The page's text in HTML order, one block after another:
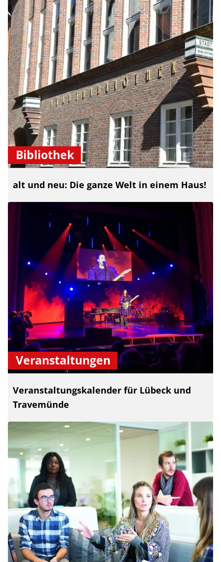
Bibliothek
alt und neu: Die ganze Welt in einem Haus!
Veranstaltungen
Veranstaltungskalender für Lübeck und
Travemünde